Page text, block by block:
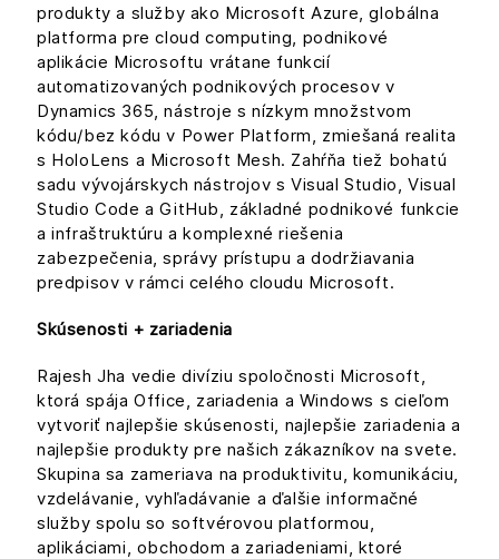
produkty a služby ako Microsoft Azure, globálna
platforma pre cloud computing, podnikové
aplikácie Microsoftu vrátane funkcií
automatizovaných podnikových procesov v
Dynamics 365, nástroje s nízkym množstvom
kódu/bez kódu v Power Platform, zmiešaná realita
s HoloLens a Microsoft Mesh. Zahŕňa tiež bohatú
sadu vývojárskych nástrojov s Visual Studio, Visual
Studio Code a GitHub, základné podnikové funkcie
a infraštruktúru a komplexné riešenia
zabezpečenia, správy prístupu a dodržiavania
predpisov v rámci celého cloudu Microsoft.
Skúsenosti + zariadenia
Rajesh Jha vedie divíziu spoločnosti Microsoft,
ktorá spája Office, zariadenia a Windows s cieľom
vytvoriť najlepšie skúsenosti, najlepšie zariadenia a
najlepšie produkty pre našich zákazníkov na svete.
Skupina sa zameriava na produktivitu, komunikáciu,
vzdelávanie, vyhľadávanie a ďalšie informačné
služby spolu so softvérovou platformou,
aplikáciami, obchodom a zariadeniami, ktoré